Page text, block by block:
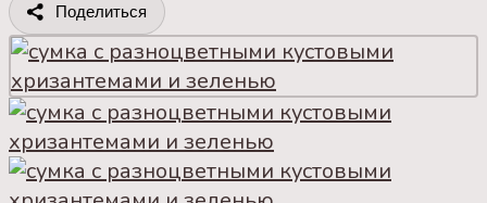
Поделиться